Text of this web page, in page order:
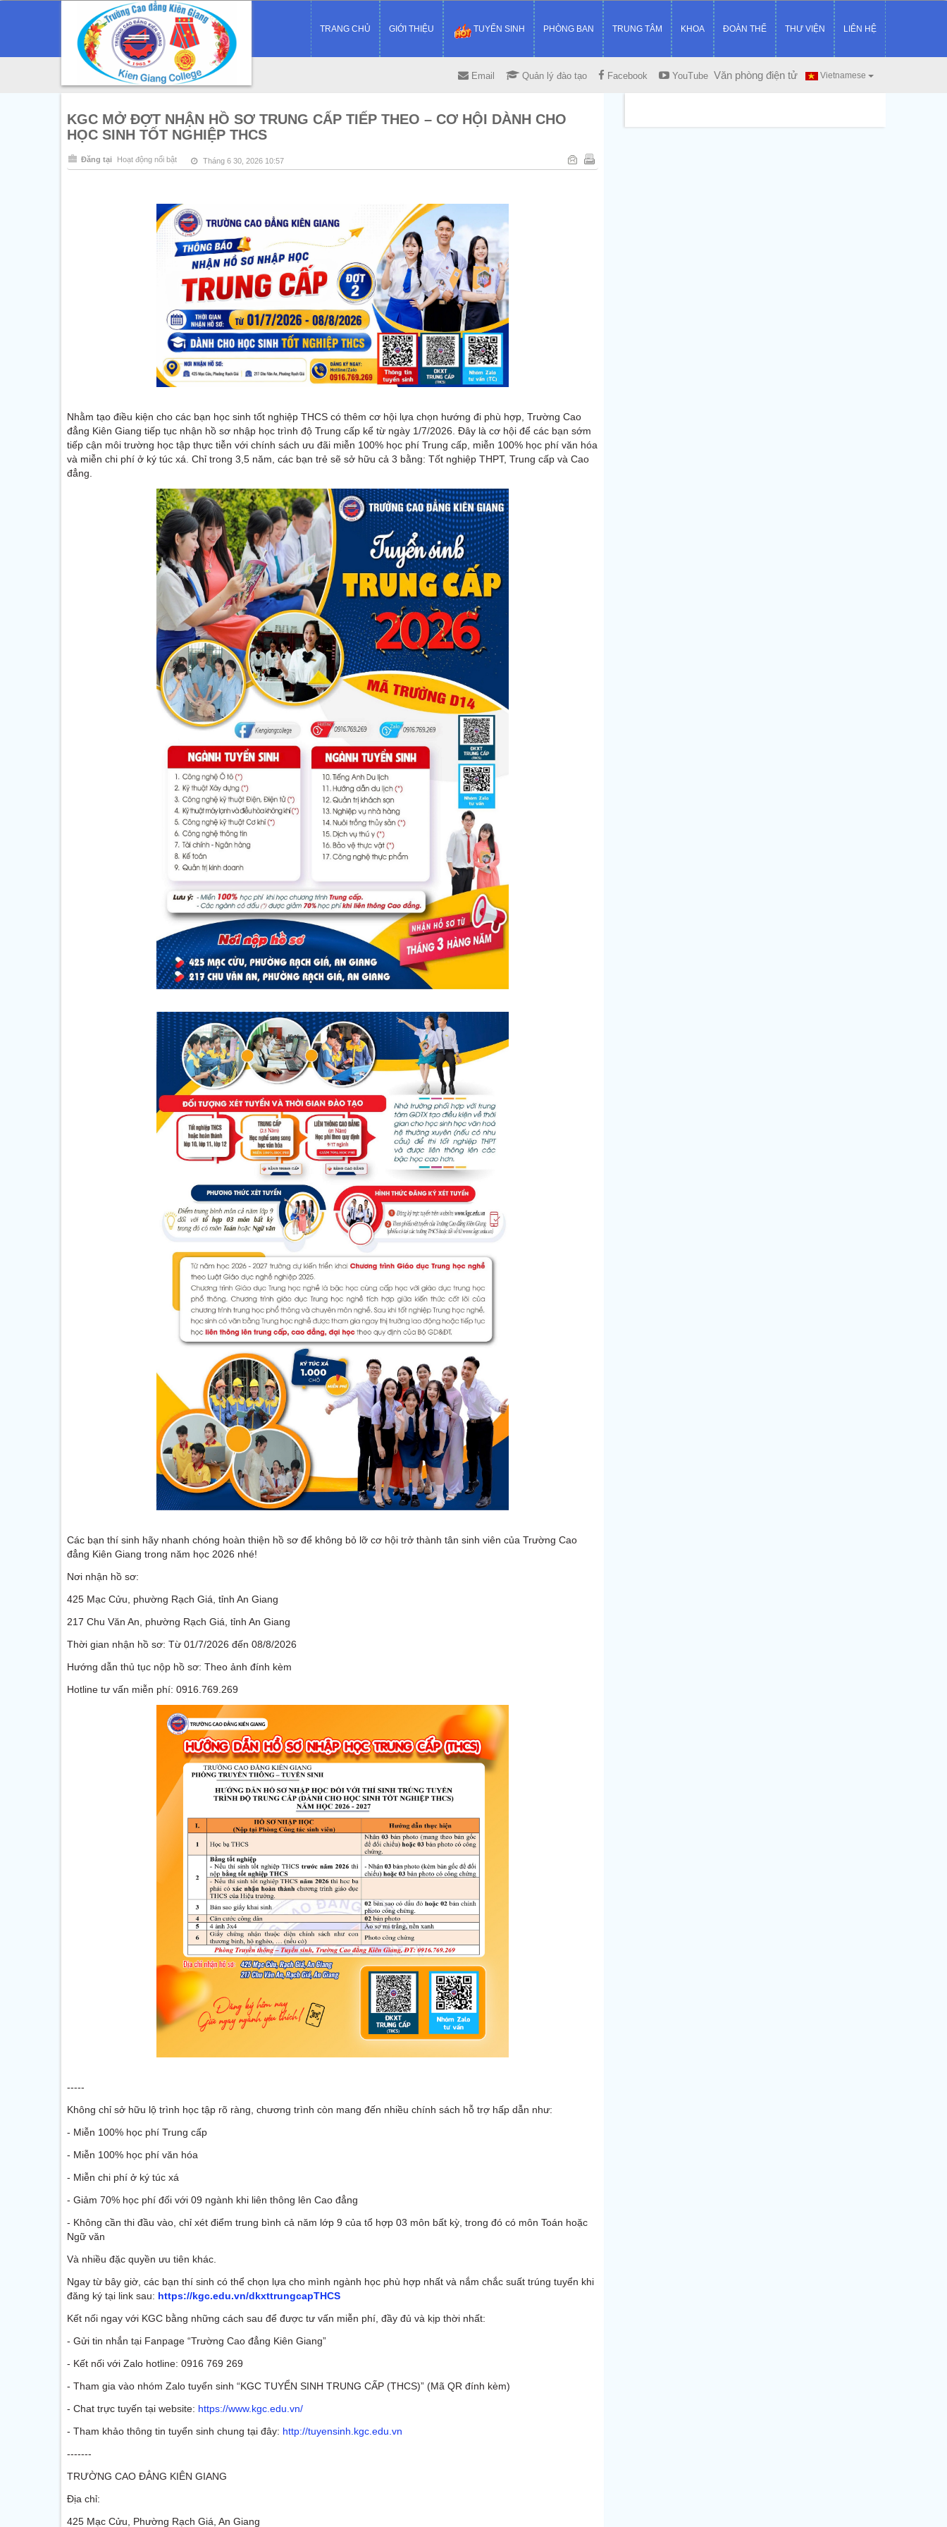
TRANG CHỦ GIỚI THIỆU TUYỂN SINH PHÒNG BAN TRUNG TÂM KHOA ĐOÀN THỂ THƯ VIỆN LIÊN HỆ
Vietnamese
Email Quản lý đào tạo Facebook YouTube Văn phòng điện tử
KGC MỞ ĐỢT NHẬN HỒ SƠ TRUNG CẤP TIẾP THEO – CƠ HỘI DÀNH CHO
HỌC SINH TỐT NGHIỆP THCS
Đăng tại Hoạt động nổi bật Tháng 6 30, 2026 10:57
Nhằm tạo điều kiện cho các bạn học sinh tốt nghiệp THCS có thêm cơ hội lựa chọn hướng đi phù hợp, Trường Cao
đẳng Kiên Giang tiếp tục nhận hồ sơ nhập học trình độ Trung cấp kể từ ngày 1/7/2026. Đây là cơ hội để các bạn sớm
tiếp cận môi trường học tập thực tiễn với chính sách ưu đãi miễn 100% học phí Trung cấp, miễn 100% học phí văn hóa
và miễn chi phí ở ký túc xá. Chỉ trong 3,5 năm, các bạn trẻ sẽ sở hữu cả 3 bằng: Tốt nghiệp THPT, Trung cấp và Cao
đẳng.
Các bạn thí sinh hãy nhanh chóng hoàn thiện hồ sơ để không bỏ lỡ cơ hội trở thành tân sinh viên của Trường Cao
đẳng Kiên Giang trong năm học 2026 nhé!
Nơi nhận hồ sơ:
425 Mạc Cửu, phường Rạch Giá, tỉnh An Giang
217 Chu Văn An, phường Rạch Giá, tỉnh An Giang
Thời gian nhận hồ sơ: Từ 01/7/2026 đến 08/8/2026
Hướng dẫn thủ tục nộp hồ sơ: Theo ảnh đính kèm
Hotline tư vấn miễn phí: 0916.769.269
-----
Không chỉ sở hữu lộ trình học tập rõ ràng, chương trình còn mang đến nhiều chính sách hỗ trợ hấp dẫn như:
- Miễn 100% học phí Trung cấp
- Miễn 100% học phí văn hóa
- Miễn chi phí ở ký túc xá
- Giảm 70% học phí đối với 09 ngành khi liên thông lên Cao đẳng
- Không cần thi đầu vào, chỉ xét điểm trung bình cả năm lớp 9 của tổ hợp 03 môn bất kỳ, trong đó có môn Toán hoặc
Ngữ văn
Và nhiều đặc quyền ưu tiên khác.
Ngay từ bây giờ, các bạn thí sinh có thể chọn lựa cho mình ngành học phù hợp nhất và nắm chắc suất trúng tuyển khi
đăng ký tại link sau: https://kgc.edu.vn/dkxttrungcapTHCS
Kết nối ngay với KGC bằng những cách sau để được tư vấn miễn phí, đầy đủ và kịp thời nhất:
- Gửi tin nhắn tại Fanpage “Trường Cao đẳng Kiên Giang”
- Kết nối với Zalo hotline: 0916 769 269
- Tham gia vào nhóm Zalo tuyển sinh “KGC TUYỂN SINH TRUNG CẤP (THCS)” (Mã QR đính kèm)
- Chat trực tuyến tại website: https://www.kgc.edu.vn/
- Tham khảo thông tin tuyển sinh chung tại đây: http://tuyensinh.kgc.edu.vn
-------
TRƯỜNG CAO ĐẲNG KIÊN GIANG
Địa chỉ:
425 Mạc Cửu, Phường Rạch Giá, An Giang